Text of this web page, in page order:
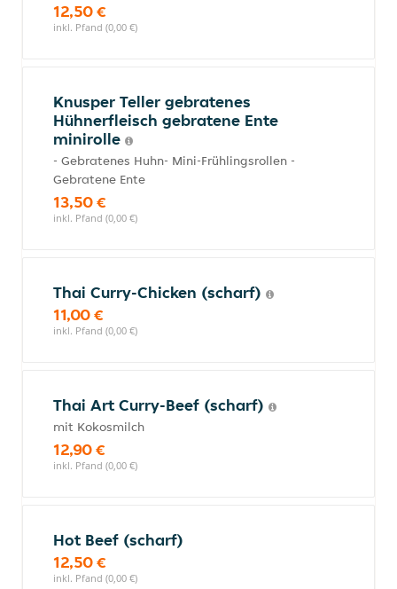
12,50 €
inkl. Pfand (0,00 €)
Knusper Teller gebratenes
Hühnerfleisch gebratene Ente
minirolle
- Gebratenes Huhn- Mini-Frühlingsrollen -
Gebratene Ente
13,50 €
inkl. Pfand (0,00 €)
Thai Curry-Chicken (scharf)
11,00 €
inkl. Pfand (0,00 €)
Thai Art Curry-Beef (scharf)
mit Kokosmilch
12,90 €
inkl. Pfand (0,00 €)
Hot Beef (scharf)
12,50 €
inkl. Pfand (0,00 €)